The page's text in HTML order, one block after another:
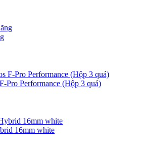
Pro Performance (Hộp 3 quả)
16mm white